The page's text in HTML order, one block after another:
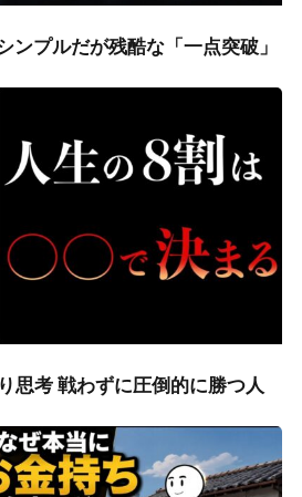
ンプルだが残酷な「一点突破」
思考 戦わずに圧倒的に勝つ人